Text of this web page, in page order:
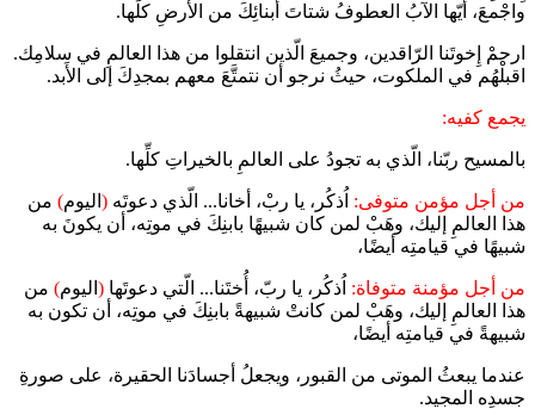
واجْمعَ، أيّها الآبُ العطوفُ شتاتَ أَبنائِكَ من الأرضِ كلِّها.
ارحمْ إِخوتَنا الرّاقدين، وجميعَ الّذين انتقلوا من هذا العالمِ في سلامِك.
اقبلْهُم في الملكوت، حيثُ نرجو أن نتمتَّعَ معهم بمجدِكَ إلى الأَبد.
يجمع كفيه:
بالمسيح ربّنا، الّذي به تجودُ على العالمِ بالخيراتِ كلِّها.
من أجل مؤمن متوفى: اُذكُر، يا ربْ، أخانا... الّذي دعوتَه ( اليوم) من
هذا العالمِ إليك، وهَبْ لمن كان شبيهًا بابنِكَ في موتِه، أن يكونَ به
شبيهًا في قيامتِه أيضًا،
من أجل مؤمنة متوفاة: اُذكُر، يا ربّ، أُختَنا... الّتي دعوتَها ( اليوم) من
هذا العالمِ إليك، وهَبْ لمن كانتْ شبيهةً بابنِكَ في موتِه، أن تكون به
شبيهةً في قيامتِه أيضًا،
عندما يبعثُ الموتى من القبور، ويجعلُ أجسادَنا الحقيرة، على صورةِ
جسدِه المجيد.